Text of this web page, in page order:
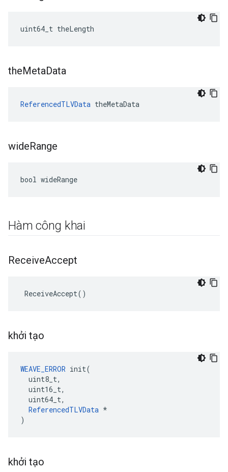
uint64_t theLength
theMetaData
ReferencedTLVData theMetaData
wideRange
bool wideRange
Hàm công khai
ReceiveAccept
ReceiveAccept()
khởi tạo
WEAVE_ERROR init(
  uint8_t,
  uint16_t,
  uint64_t,
ReferencedTLVData *
)
khởi tạo